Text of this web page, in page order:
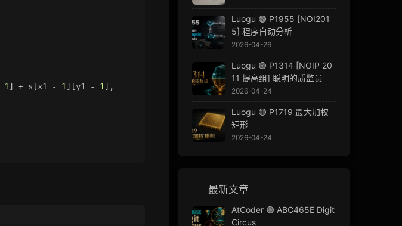
1] + s[x1 - 1][y1 - 1],
Luogu 🟢 P1955 [NOI201
5] 程序自动分析
2026-04-26
Luogu 🟢 P1314 [NOIP 20
11 提高组] 聪明的质监员
2026-04-24
Luogu 🟡 P1719 最大加权
矩形
2026-04-24
最新文章
AtCoder 🟢 ABC465E Digit
Circus